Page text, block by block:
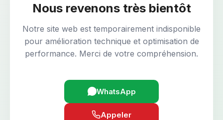
Nous revenons très bientôt
Notre site web est temporairement indisponible
pour amélioration technique et optimisation de
performance. Merci de votre compréhension.
WhatsApp
Appeler